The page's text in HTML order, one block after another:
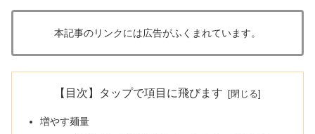
本記事のリンクには広告がふくまれています。
【目次】タップで項目に飛びます
増やす麺量